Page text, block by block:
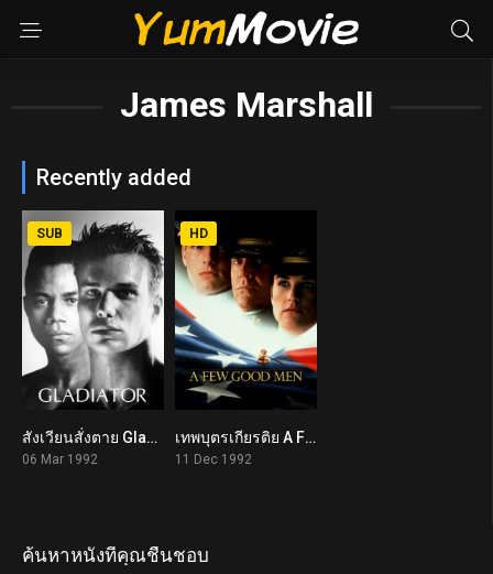
James Marshall
Recently added
6.5
SUB
สังเวียนสั่งตาย Gladiator (1992)
06 Mar 1992
7.7
HD
เทพบุตรเกียรติย A Few Good Men (1992)
11 Dec 1992
ค้นหาหนังที่คุณชื่นชอบ